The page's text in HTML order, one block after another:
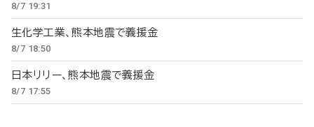
8/7 19:31
生化学工業、熊本地震で義援金
8/7 18:50
日本リリー、熊本地震で義援金
8/7 17:55